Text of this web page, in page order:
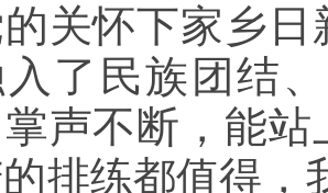
关怀下家乡
了民族团结
声不断，能
排练都值得，